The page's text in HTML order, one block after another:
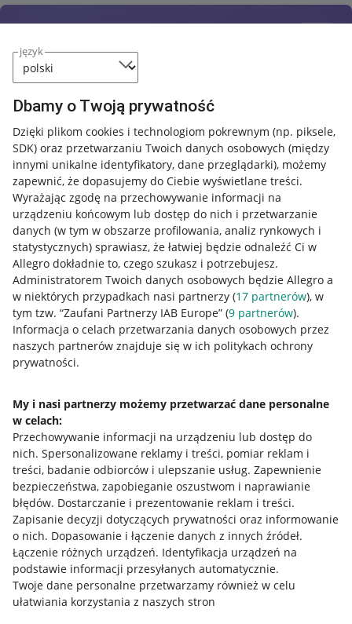
język
Dbamy o Twoją prywatność
Dzięki plikom cookies i technologiom pokrewnym (np. piksele,
SDK) oraz przetwarzaniu Twoich danych osobowych (między
innymi unikalne identyfikatory, dane przeglądarki), możemy
zapewnić, że dopasujemy do Ciebie wyświetlane treści.
Wyrażając zgodę na przechowywanie informacji na
urządzeniu końcowym lub dostęp do nich i przetwarzanie
danych (w tym w obszarze profilowania, analiz rynkowych i
statystycznych) sprawiasz, że łatwiej będzie odnaleźć Ci w
Allegro dokładnie to, czego szukasz i potrzebujesz.
Administratorem Twoich danych osobowych będzie Allegro a
w niektórych przypadkach nasi partnerzy (17 partnerów), w
tym tzw. “Zaufani Partnerzy IAB Europe” (9 partnerów).
Informacja o celach przetwarzania danych osobowych przez
naszych partnerów znajduje się w ich politykach ochrony
prywatności.
My i nasi partnerzy możemy przetwarzać dane personalne
w celach:
Przechowywanie informacji na urządzeniu lub dostęp do
nich. Spersonalizowane reklamy i treści, pomiar reklam i
treści, badanie odbiorców i ulepszanie usług. Zapewnienie
bezpieczeństwa, zapobieganie oszustwom i naprawianie
błędów. Dostarczanie i prezentowanie reklam i treści.
Zapisanie decyzji dotyczących prywatności oraz informowanie
o nich. Dopasowanie i łączenie danych z innych źródeł.
Łączenie różnych urządzeń. Identyfikacja urządzeń na
podstawie informacji przesyłanych automatycznie.
Twoje dane personalne przetwarzamy również w celu
ułatwiania korzystania z naszych stron
Przydatne informacje
Jak to działa
Allegro Gadane dla sprzedających
Allegro Gadane dla kupujących
Mapa miejscowości
Informacje prawne
Regulamin
Polityka plików "cookies"
Ustawienia plików "cookies"